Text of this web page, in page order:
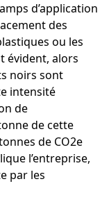
d’application
des
ou les
évident, alors
noirs sont
intensité
de
de cette
de CO2e
l’entreprise,
par les